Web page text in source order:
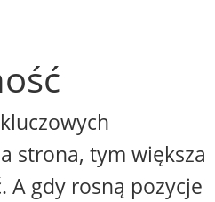
strona, tym większa
A gdy rosną pozycje